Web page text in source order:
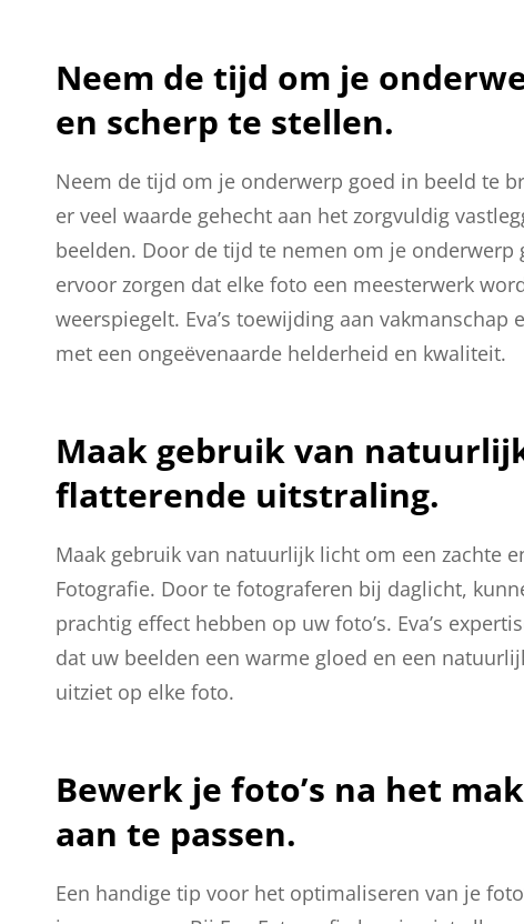
Neem de tijd om je
en scherp te stellen.
Neem de tijd om je onderwerp goed in beeld te
er veel waarde gehecht aan het zorgvuldig
beelden. Door de tijd te nemen om je
ervoor zorgen dat elke foto een meesterwerk
weerspiegelt. Eva’s toewijding aan
met een ongeëvenaarde helderheid en kwaliteit.
Maak gebruik van
flatterende uitstraling.
Maak gebruik van natuurlijk licht om een zachte
Fotografie. Door te fotograferen bij daglicht,
prachtig effect hebben op uw foto’s. Eva’s
dat uw beelden een warme gloed en een
uitziet op elke foto.
Bewerk je foto’s na het
aan te passen.
Een handige tip voor het optimaliseren van je